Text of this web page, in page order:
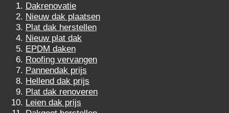
Dakrenovatie
Nieuw dak plaatsen
Plat dak herstellen
Nieuw plat dak
EPDM daken
Roofing vervangen
Pannendak prijs
Hellend dak prijs
Plat dak renoveren
Leien dak prijs